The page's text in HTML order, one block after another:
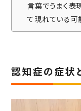
言葉でうまく表
て現れている可
認知症の症状